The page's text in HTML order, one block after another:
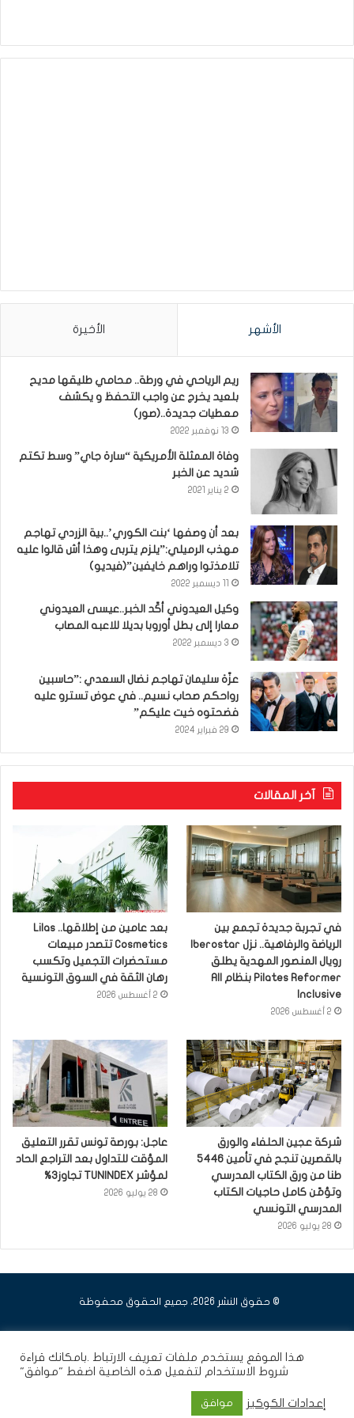
الأشهر الأخيرة
ريم الرياحي في ورطة.. محامي طليقها مديح
بلعيد يخرج عن واجب التحفظ و يكشف
معطيات جديدة..(صور)
13 نوفمبر 2022
وفاة الممثلة الأمريكية “سارة جاي” وسط تكتم
شديد عن الخبر
2 يناير 2021
بعد أن وصفها ‘بنت الكوري’..بية الزردي تهاجم
مهذب الرميلي:”يلزم يتربى وهذا أش قالوا عليه
تلامذتوا وراهم خايفين”(فيديو)
وكيل العيدوني أكّد الخبر..عيسى العيدوني
معارا إلى بطل أوروبا بديلا للاعبه المصاب
3 ديسمبر 2022
عزّة سليمان تهاجم نضال السعدي :”حاسبين
رواحكم صحاب نسيم.. في عوض تسترو عليه
فضحتوه خيت عليكم”
29 فبراير 2024
آخر المقالات
في تجربة جديدة تجمع بين
رويال المنصور المهدية يطلق
Pilates Reformer بنظام All
Inclusive
2 أغسطس 2026
بعد عامين من إطلاقها.. Lilas
Cosmetics تتصدر مبيعات
مستحضرات التجميل وتكسب
رهان الثقة في السوق التونسية
2 أغسطس 2026
شركة عجين الحلفاء والورق
بالقصرين تنجح في تأمين 5446
طنا من ورق الكتاب المدرسي
وتؤمّن كامل حاجيات الكتاب
المدرسي التونسي
28 يوليو 2026
عاجل: بورصة تونس تقرر التعليق
المؤقت للتداول بعد التراجع الحاد
لمؤشر TUNINDEX تجاوز3%
28 يوليو 2026
© حقوق النشر 2026، جميع الحقوق محفوظة
هذا الموقع يستخدم ملفات تعريف الارتباط .بامكانك قراءة
شروط الاستخدام لتفعيل هذه الخاصية اضغط "موافق"
إعدادات الكوكيز موافق